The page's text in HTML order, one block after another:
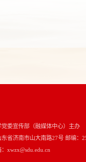
党委宣传部（融媒体中心）主办
东省济南市山大南路27号 邮编：
xwzx@sdu.edu.cn